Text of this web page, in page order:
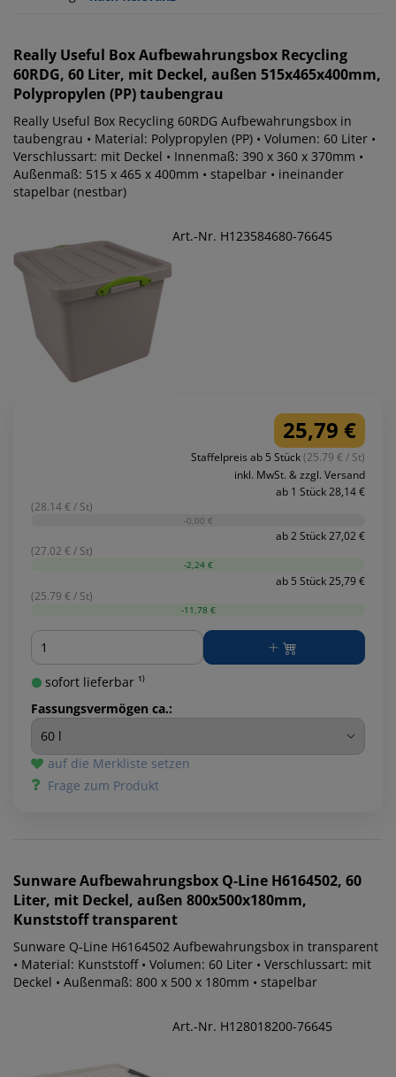
Really Useful BoxAufbewahrungsbox Recycling
60RDG, 60 Liter, mit Deckel, außen 515x465x400mm,
Polypropylen (PP) taubengrau
Really Useful Box Recycling 60RDG Aufbewahrungsbox in
taubengrau • Material: Polypropylen (PP) • Volumen: 60 Liter •
Verschlussart: mit Deckel • Innenmaß: 390 x 360 x 370mm •
Außenmaß: 515 x 465 x 400mm • stapelbar • ineinander
stapelbar (nestbar)
Art.-Nr. H123584680-76645
25,79 €
Staffelpreis ab 5 Stück(25.79 € / St)
inkl. MwSt. & zzgl. Versand
ab 1 Stück 28,14 €
(28.14 € / St)
-0,00 €
ab 2 Stück 27,02 €
(27.02 € / St)
-2,24 €
ab 5 Stück 25,79 €
(25.79 € / St)
-11,78 €
Menge
sofort lieferbar ¹⁾
Fassungsvermögen ca.:
auf die Merkliste setzen
Frage zum Produkt
SunwareAufbewahrungsbox Q-Line H6164502, 60
Liter, mit Deckel, außen 800x500x180mm,
Kunststoff transparent
Sunware Q-Line H6164502 Aufbewahrungsbox in transparent
• Material: Kunststoff • Volumen: 60 Liter • Verschlussart: mit
Deckel • Außenmaß: 800 x 500 x 180mm • stapelbar
Art.-Nr. H128018200-76645